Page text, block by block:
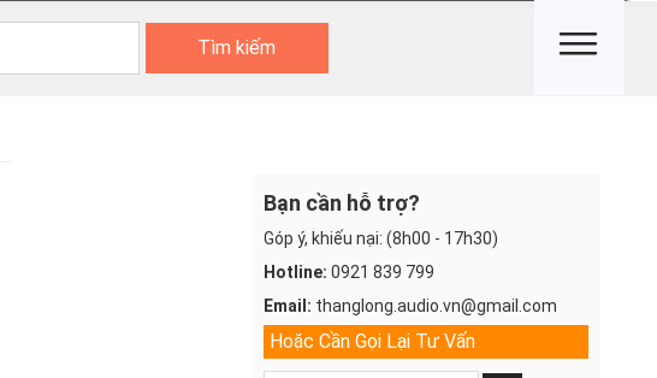
Tìm kiếm
Bạn cần hỗ trợ?
Góp ý, khiếu nại: (8h00 - 17h30)
Hotline: 0921 839 799
Email: thanglong.audio.vn@gmail.com
Hoặc Cần Gọi Lại Tư Vấn